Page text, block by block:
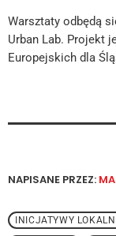
Warsztaty odbędą
Urban Lab. Projekt
Europejskich dla
NAPISANE PRZEZ:
INICJATYWY